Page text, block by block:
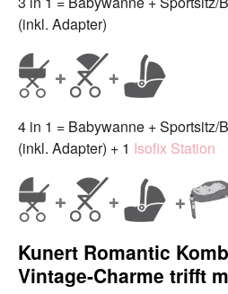
(inkl. Adapter)
4 in 1 = Babywanne + Sportsitz/
(inkl. Adapter) + 1 Isofix Station
Kunert Romantic
Vintage-Charme trifft